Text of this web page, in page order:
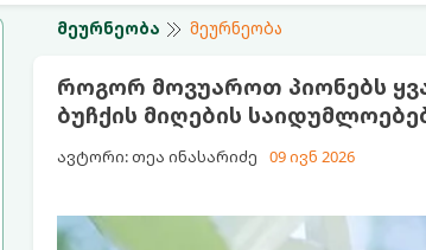
მეურნეობა მეურნეობა
როგორ მოვუაროთ პიონებს
ბუჩქის მიღების
ავტორი: თეა ინასარიძე 09 ივნ 2026